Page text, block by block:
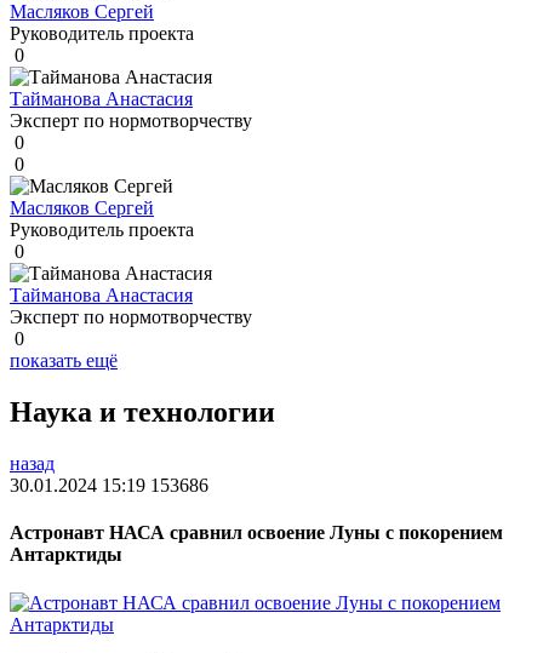
Масляков Сергей
Руководитель проекта
0
Тайманова Анастасия
Эксперт по нормотворчеству
0
0
Масляков Сергей
Руководитель проекта
0
Тайманова Анастасия
Эксперт по нормотворчеству
0
показать ещё
Наука и технологии
назад
30.01.2024 15:19 153686
Астронавт НАСА сравнил освоение Луны с покорением
Антарктиды